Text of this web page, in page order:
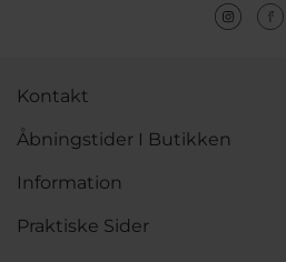
Kontakt
Åbningstider I Butikken
Information
Praktiske Sider